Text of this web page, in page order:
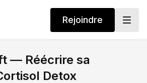
Rejoindre
— Réécrire sa
Detox